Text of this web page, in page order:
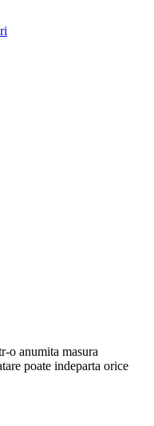
o anumita masura
poate indeparta orice